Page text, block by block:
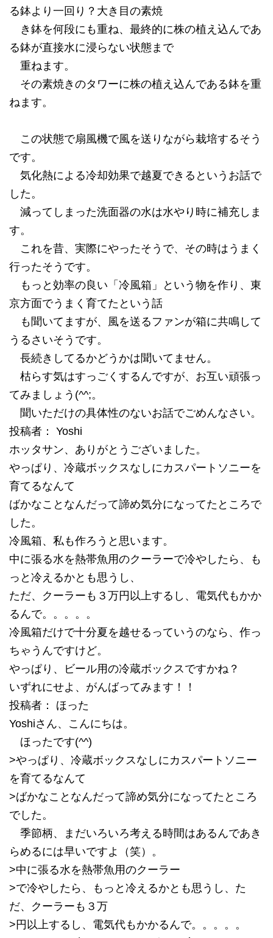
る鉢より一回り？大き目の素焼
き鉢を何段にも重ね、最終的に株の植え込んであ
る鉢が直接水に浸らない状態まで
重ねます。
その素焼きのタワーに株の植え込んである鉢を重
ねます。
この状態で扇風機で風を送りながら栽培するそう
です。
気化熱による冷却効果で越夏できるというお話で
した。
減ってしまった洗面器の水は水やり時に補充しま
す。
これを昔、実際にやったそうで、その時はうまく
行ったそうです。
もっと効率の良い「冷風箱」という物を作り、東
京方面でうまく育てたという話
も聞いてますが、風を送るファンが箱に共鳴して
うるさいそうです。
長続きしてるかどうかは聞いてません。
枯らす気はすっごくするんですが、お互い頑張っ
てみましょう(^^;。
聞いただけの具体性のないお話でごめんなさい。
投稿者： Yoshi
ホッタサン、ありがとうございました。
やっぱり、冷蔵ボックスなしにカスパートソニーを
育てるなんて
ばかなことなんだって諦め気分になってたところで
した。
冷風箱、私も作ろうと思います。
中に張る水を熱帯魚用のクーラーで冷やしたら、も
っと冷えるかとも思うし、
ただ、クーラーも３万円以上するし、電気代もかか
るんで。。。。。
冷風箱だけで十分夏を越せるっていうのなら、作っ
ちゃうんですけど。
やっぱり、ビール用の冷蔵ボックスですかね？
いずれにせよ、がんばってみます！！
投稿者： ほった
Yoshiさん、こんにちは。
ほったです(^^)
>やっぱり、冷蔵ボックスなしにカスパートソニー
を育てるなんて
>ばかなことなんだって諦め気分になってたところ
でした。
季節柄、まだいろいろ考える時間はあるんであき
らめるには早いですよ（笑）。
>中に張る水を熱帯魚用のクーラー
>で冷やしたら、もっと冷えるかとも思うし、た
だ、クーラーも３万
>円以上するし、電気代もかかるんで。。。。。